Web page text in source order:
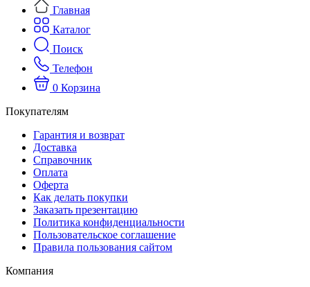
Главная
Каталог
Поиск
Телефон
0 Корзина
Покупателям
Гарантия и возврат
Доставка
Справочник
Оплата
Оферта
Как делать покупки
Заказать презентацию
Политика конфиденциальности
Пользовательское соглашение
Правила пользования сайтом
Компания